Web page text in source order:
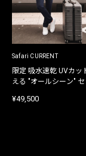
Safari CURRENT
限定 吸水速乾 UVカッ
える "オールシーン" セ
¥49,500